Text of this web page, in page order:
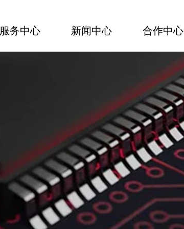
服务中心 新闻中心 合作中心